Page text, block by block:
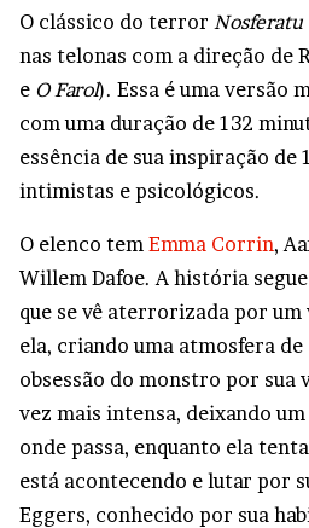
O clássico do terror Nosferatu
nas telonas com a direção de
e O Farol). Essa é uma versão
com uma duração de 132
essência de sua inspiração de
intimistas e psicológicos.
O elenco tem Emma Corrin,
Willem Dafoe. A história
que se vê aterrorizada por
ela, criando uma atmosfera
obsessão do monstro por sua
vez mais intensa, deixando
onde passa, enquanto ela
está acontecendo e lutar por
Eggers, conhecido por sua